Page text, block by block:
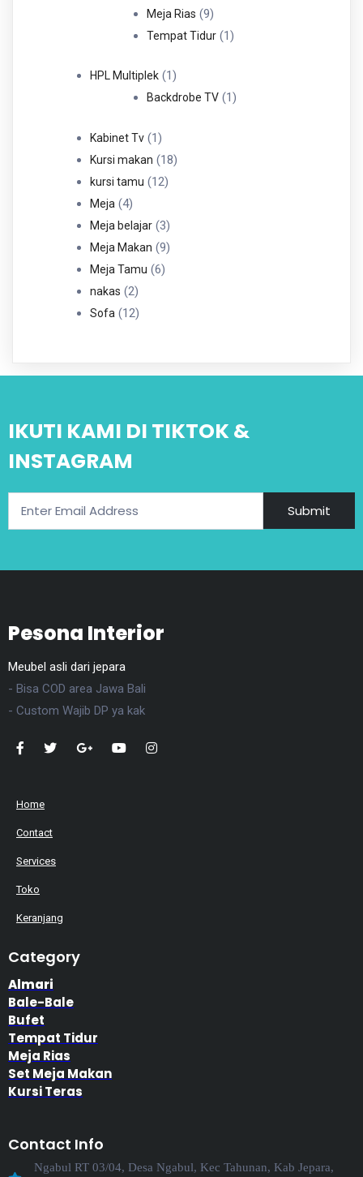
Meja Rias 99
Produk
Tempat Tidur 11
HPL Multiplek 11
Produk
Backdrobe TV 11
Kabinet Tv 11
Produk
Kursi makan 1818
kursi tamu 1212
Meja 44
Produk
Meja belajar 33
Produk
Meja Makan 99
Meja Tamu 66
nakas 22
Produk
Sofa 1212
IKUTI KAMI DI TIKTOK &
INSTAGRAM
Submit
Pesona Interior
Meubel asli dari jepara
- Bisa COD area Jawa Bali
- Custom Wajib DP ya kak
Home
Contact
Services
Toko
Keranjang
Category
Almari
Bale-Bale
Bufet
Tempat Tidur
Meja Rias
Set Meja Makan
Kursi Teras
Contact Info
Ngabul RT 03/04, Desa Ngabul, Kec Tahunan, Kab Jepara,